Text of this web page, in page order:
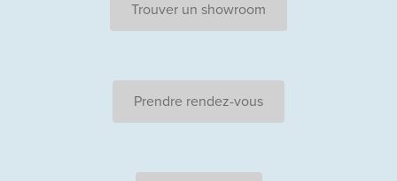
Trouver un showroom
Prendre rendez-vous